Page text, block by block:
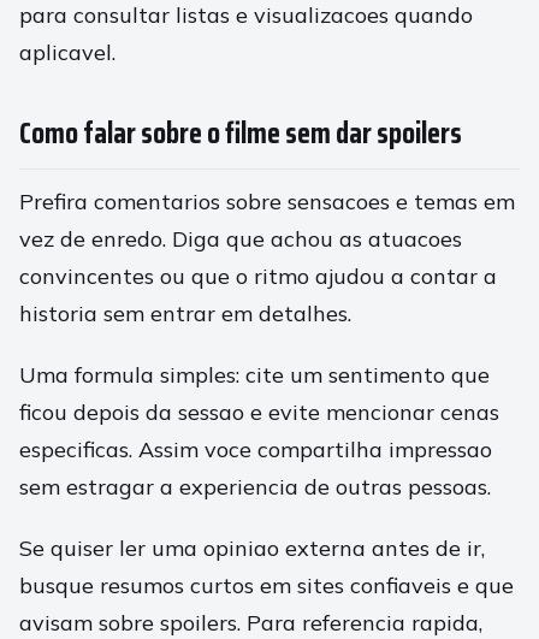
para consultar listas e visualizacoes quando
aplicavel.
Como falar sobre o filme sem dar spoilers
Prefira comentarios sobre sensacoes e temas em
vez de enredo. Diga que achou as atuacoes
convincentes ou que o ritmo ajudou a contar a
historia sem entrar em detalhes.
Uma formula simples: cite um sentimento que
ficou depois da sessao e evite mencionar cenas
especificas. Assim voce compartilha impressao
sem estragar a experiencia de outras pessoas.
Se quiser ler uma opiniao externa antes de ir,
busque resumos curtos em sites confiaveis e que
avisam sobre spoilers. Para referencia rapida,